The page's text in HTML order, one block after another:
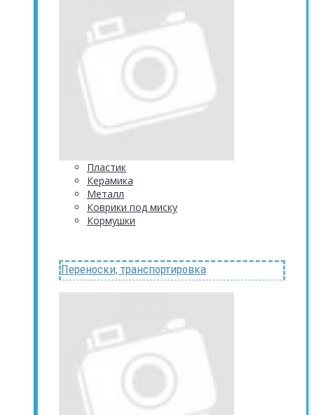
Пластик
Керамика
Металл
Коврики под миску
Кормушки
Переноски, транспортировка